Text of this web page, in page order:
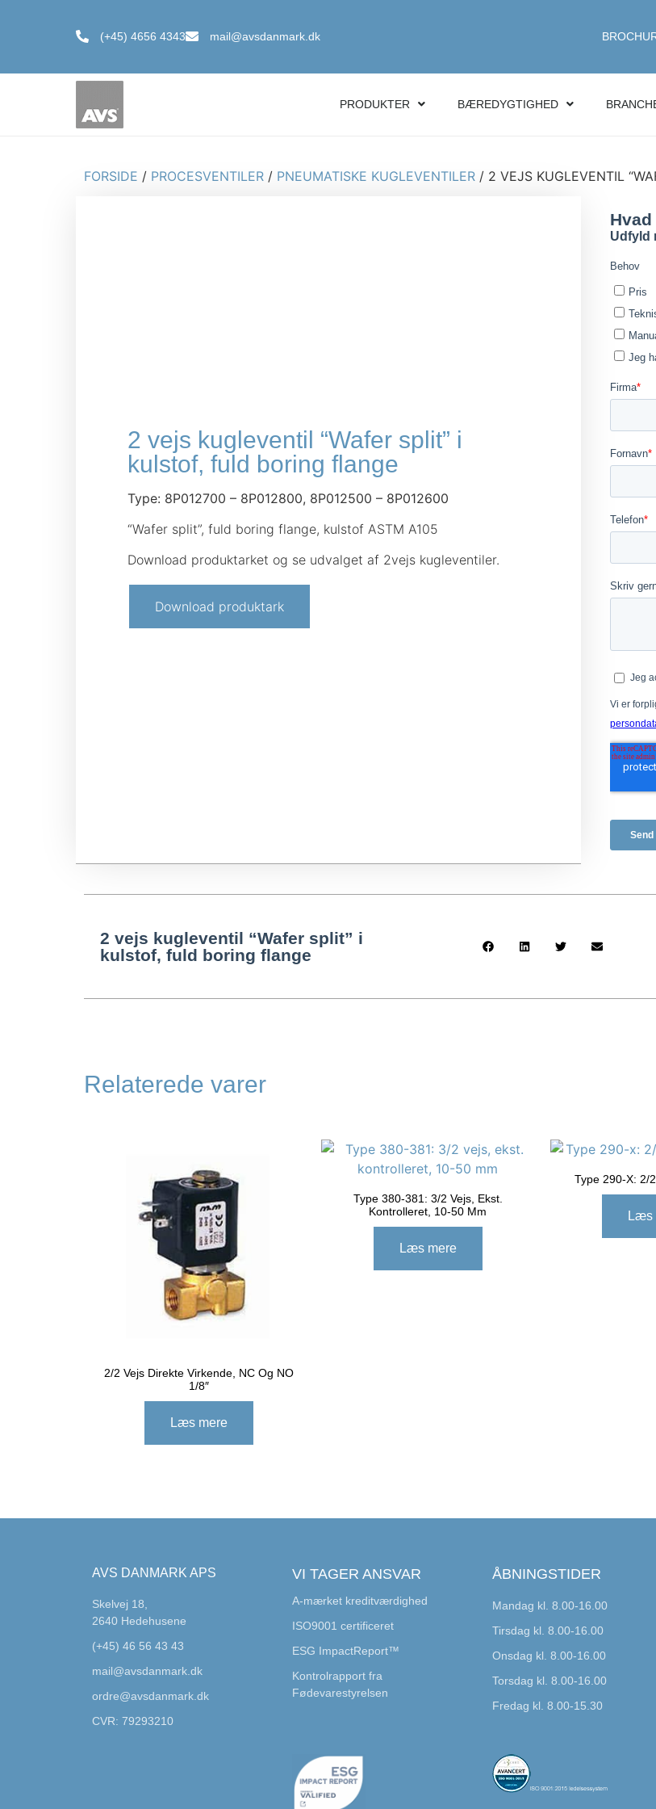
(+45) 4656 4343 mail@avsdanmark.dk
PRODUKTER BÆREDYGTIGHED
FORSIDE / PROCESVENTILER / PNEUMATISKE KUGLEVENTILER / 2 VEJS KUGLEVENTIL
2 vejs kugleventil “Wafer split” i
kulstof, fuld boring flange
Type: 8P012700 – 8P012800, 8P012500 – 8P012600
“Wafer split”, fuld boring flange, kulstof ASTM A105
Download produktarket og se udvalget af 2vejs kugleventiler.
Download produktark
2 vejs kugleventil “Wafer split” i
kulstof, fuld boring flange
Relaterede varer
2/2 Vejs Direkte Virkende, NC Og NO
1/8″
Læs mere
Type 380-381: 3/2 Vejs, Ekst.
Kontrolleret, 10-50 Mm
Læs mere
Type 290-X: 2/
Læs
AVS DANMARK APS
Skelvej 18,
2640 Hedehusene
(+45) 46 56 43 43
mail@avsdanmark.dk
ordre@avsdanmark.dk
CVR: 79293210
VI TAGER ANSVAR
A-mærket kreditværdighed
ISO9001 certificeret
ESG ImpactReport™
Kontrolrapport fra
Fødevarestyrelsen
ÅBNINGSTIDER
Mandag kl. 8.00-16.00
Tirsdag kl. 8.00-16.00
Onsdag kl. 8.00-16.00
Torsdag kl. 8.00-16.00
Fredag kl. 8.00-15.30